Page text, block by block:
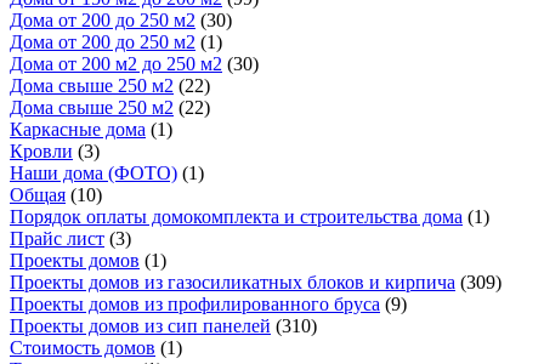
Дома от 200 до 250 м2 (30)
Дома от 200 до 250 м2 (1)
Дома от 200 м2 до 250 м2 (30)
Дома свыше 250 м2 (22)
Дома свыше 250 м2 (22)
Каркасные дома (1)
Кровли (3)
Наши дома (ФОТО) (1)
Общая (10)
Порядок оплаты домокомплекта и строительства дома (1)
Прайс лист (3)
Проекты домов (1)
Проекты домов из газосиликатных блоков и кирпича (309)
Проекты домов из профилированного бруса (9)
Проекты домов из сип панелей (310)
Стоимость домов (1)